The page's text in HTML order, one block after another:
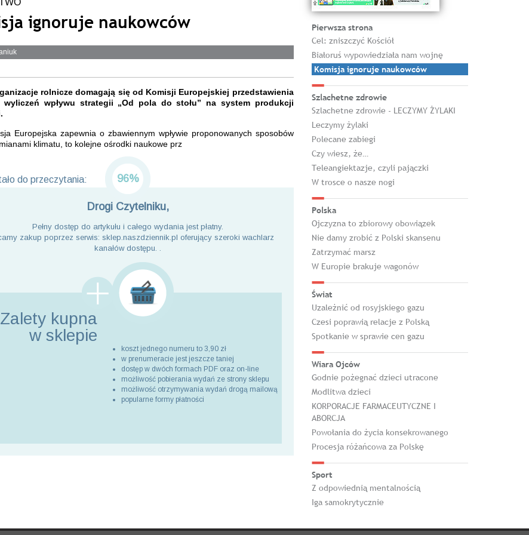
ignoruje naukowców
rolnicze domagają się od Komisji Europejskiej przedstawienia
wyliczeń wpływu strategii „Od pola do stołu” na system produkcji
Europejska zapewnia o zbawiennym wpływie proponowanych sposobów
klimatu, to kolejne ośrodki naukowe prz
do przeczytania: 96%
Drogi Czytelniku,
Pełny dostęp do artykułu i całego wydania jest płatny.
zakup poprzez serwis: sklep.naszdziennik.pl oferujący szeroki wachlarz
kanałów dostępu. .
Zalety kupna
w sklepie
koszt jednego numeru to 3,90 zł
w prenumeracie jest jeszcze taniej
dostęp w dwóch formach PDF oraz on-line
możliwość pobierania wydań ze strony sklepu
możliwość otrzymywania wydań drogą mailową
popularne formy płatności
Pierwsza strona
Cel: zniszczyć Kościół
Białoruś wypowiedziała nam wojnę
Komisja ignoruje naukowców
Szlachetne zdrowie
Szlachetne zdrowie - LECZYMY ŻYLAKI
Leczymy żylaki
Polecane zabiegi
Czy wiesz, że…
Teleangiektazje, czyli pajączki
W trosce o nasze nogi
Polska
Ojczyzna to zbiorowy obowiązek
Nie damy zrobić z Polski skansenu
Zatrzymać marsz
W Europie brakuje wagonów
Świat
Uzależnić od rosyjskiego gazu
Czesi poprawią relacje z Polską
Spotkanie w sprawie cen gazu
Wiara Ojców
Godnie pożegnać dzieci utracone
Modlitwa dzieci
KORPORACJE FARMACEUTYCZNE I
ABORCJA
Powołania do życia konsekrowanego
Procesja różańcowa za Polskę
Sport
Z odpowiednią mentalnością
Iga samokrytycznie